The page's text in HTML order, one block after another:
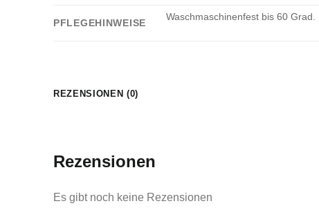
PFLEGEHINWEISE
Waschmaschinenfest bis 60
REZENSIONEN (0)
Rezensionen
Es gibt noch keine Rezensionen